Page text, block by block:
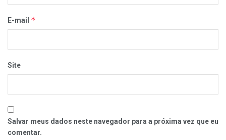
E-mail *
Site
Salvar meus dados neste navegador para a próxima vez que eu
comentar.